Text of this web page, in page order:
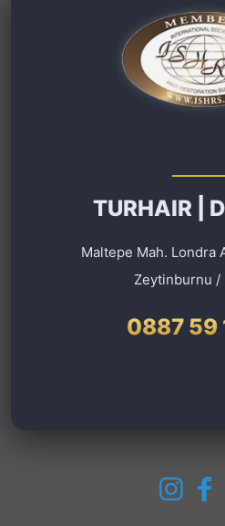
TURHAIR |
Maltepe Mah. Londra
Zeytinburnu /
0887 59